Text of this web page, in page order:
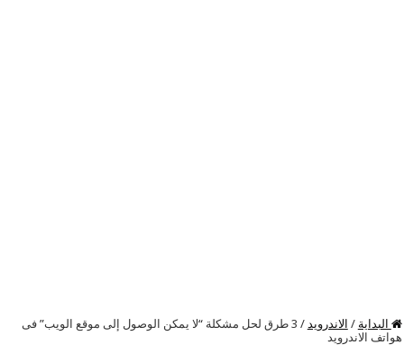
البداية / الاندرويد /
3 طرق لحل مشكلة “لا يمكن الوصول إلى موقع الويب” فى
هواتف الاندرويد